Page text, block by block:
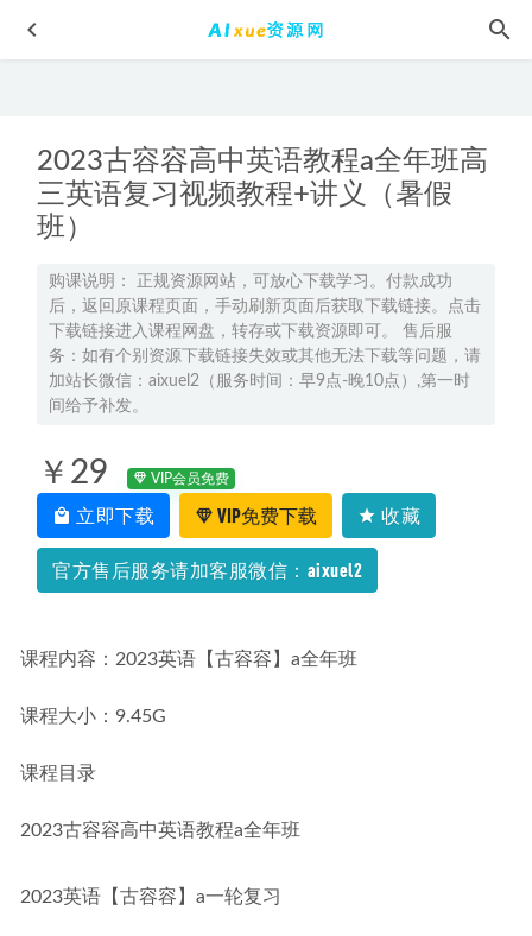
2023古容容高中英语教程a全年班高
三英语复习视频教程+讲义（暑假
班）
购课说明： 正规资源网站，可放心下载学习。付款成功
后，返回原课程页面，手动刷新页面后获取下载链接。点击
下载链接进入课程网盘，转存或下载资源即可。 售后服
务：如有个别资源下载链接失效或其他无法下载等问题，请
加站长微信：aixuel2（服务时间：早9点-晚10点）,第一时
间给予补发。
￥29 VIP会员免费
立即下载 VIP免费下载 收藏
官方售后服务请加客服微信：aixuel2
课程内容：2023英语【古容容】a全年班
课程大小：9.45G
课程目录
2023古容容高中英语教程a全年班
2023英语【古容容】a一轮复习
2024高考密卷押题（政治/历史/地理） 2024-05-23
鬼吹灯有声小说全集艾宝良版1-8季,百度网盘资源打包下载
2022-01-24
2026年王瑾高一化学a+上学期秋季班 2025-12-29
高中政治网课教程2023周乔谲高三政治a+视频教程+讲义暑假
23年高中物理网课教程2023袁帅高三物理s视频教程+课堂笔
记高考物理二三轮复习春季班 2023-04-08